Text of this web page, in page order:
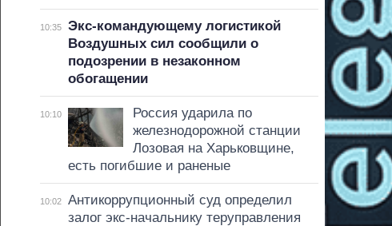
10:35
Экс-командующему логистикой
Воздушных сил сообщили о
подозрении в незаконном
обогащении
10:10
Россия ударила по
железнодорожной станции
Лозовая на Харьковщине,
есть погибшие и раненые
10:02
Антикоррупционный суд определил
залог экс-начальнику теруправления